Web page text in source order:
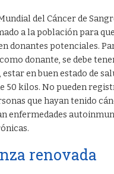
del Cáncer de
a la población para
donantes potenciales.
donante, se debe
estar en buen estado de
50 kilos. No pueden
que hayan tenido
enfermedades
renovada